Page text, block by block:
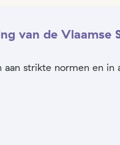
van de Vlaamse
strikte normen en in